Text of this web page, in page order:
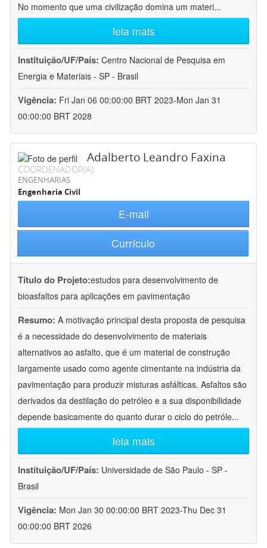
No momento que uma civilização domina um materi...
leia mais
Instituição/UF/País: Centro Nacional de Pesquisa em
Energia e Materiais - SP - Brasil
Vigência: Fri Jan 06 00:00:00 BRT 2023-Mon Jan 31
00:00:00 BRT 2028
Adalberto Leandro Faxina
COORDENADOR(A)
ENGENHARIAS
Engenharia Civil
E-mail
Currículo
Título do Projeto:estudos para desenvolvimento de
bioasfaltos para aplicações em pavimentação
Resumo: A motivação principal desta proposta de pesquisa
é a necessidade do desenvolvimento de materiais
alternativos ao asfalto, que é um material de construção
largamente usado como agente cimentante na indústria da
pavimentação para produzir misturas asfálticas. Asfaltos são
derivados da destilação do petróleo e a sua disponibilidade
depende basicamente do quanto durar o ciclo do petróle...
leia mais
Instituição/UF/País: Universidade de São Paulo - SP -
Brasil
Vigência: Mon Jan 30 00:00:00 BRT 2023-Thu Dec 31
00:00:00 BRT 2026